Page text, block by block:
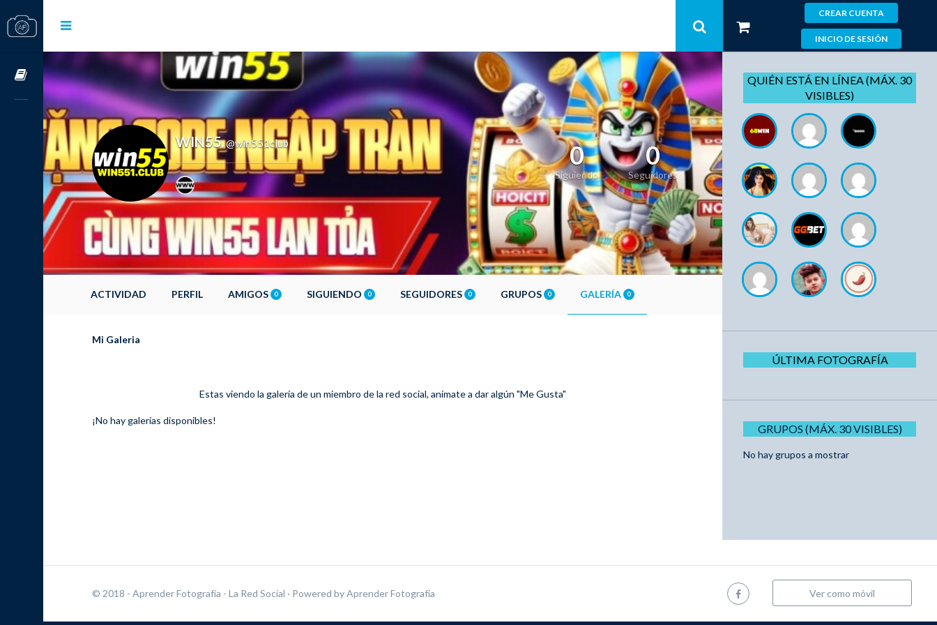
CREAR CUENTA
INICIO DE SESIÓN
Cursos OnLine
WIN55,@win551club 0
Siguiendo
0
Seguidores
ACTIVIDAD PERFIL AMIGOS 0 SIGUIENDO 0 SEGUIDORES 0 GRUPOS 0 GALERÍA 0
Mi Galeria
Estas viendo la galería de un miembro de la red social, anímate a dar algún "Me Gusta"
¡No hay galerías disponibles!
QUIÉN ESTÁ EN LÍNEA (MÁX. 30
VISIBLES)
ÚLTIMA FOTOGRAFÍA
GRUPOS (MÁX. 30 VISIBLES)
No hay grupos a mostrar
© 2018 - Aprender Fotografía - La Red Social · Powered byAprender Fotografía